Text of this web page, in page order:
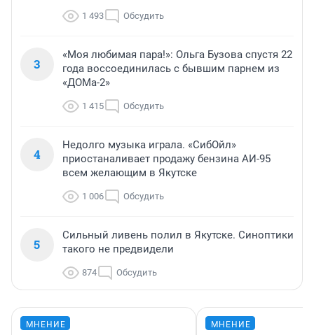
1 493 Обсудить
3
«Моя любимая пара!»: Ольга Бузова спустя 22
года воссоединилась с бывшим парнем из
«ДОМа-2»
1 415 Обсудить
4
Недолго музыка играла. «СибОйл»
приостаналивает продажу бензина АИ-95
всем желающим в Якутске
1 006 Обсудить
5
Сильный ливень полил в Якутске. Синоптики
такого не предвидели
874 Обсудить
МНЕНИЕ МНЕНИЕ